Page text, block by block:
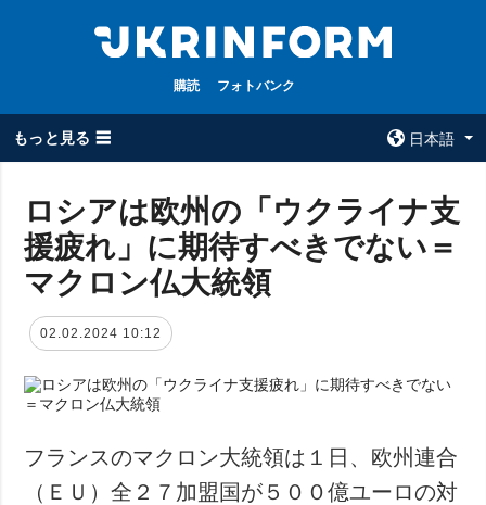
購読 フォトバンク
もっと見る ☰
日本語
全てのトピック
戦争
政治
経済・復興
防衛
社会・文化
スポーツ
ウクルインフォ
ルム
ロシアは欧州の「ウクライナ支
援疲れ」に期待すべきでない＝
マクロン仏大統領
02.02.2024 10:12
フランスのマクロン大統領は１日、欧州連合
（ＥＵ）全２７加盟国が５００億ユーロの対